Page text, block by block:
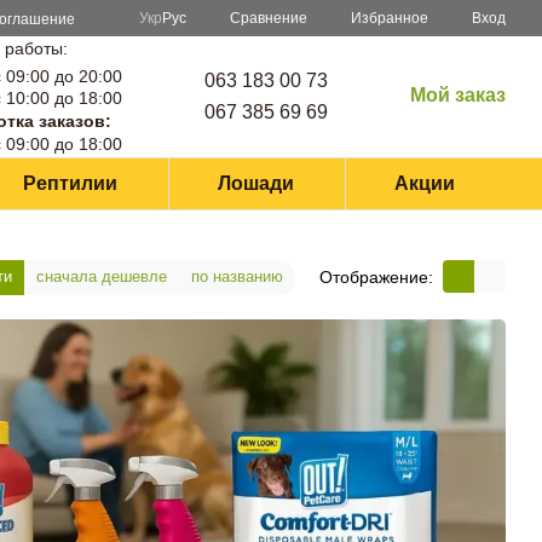
Укр Рус Сравнение Избранное Вход
09:00 до 20:00
10:00 до 18:00
заказов:
09:00 до 18:00
063 183 00 73
067 385 69 69
Мой заказ
Рептилии Лошади Акции
сначала дешевле по названию Отображение: